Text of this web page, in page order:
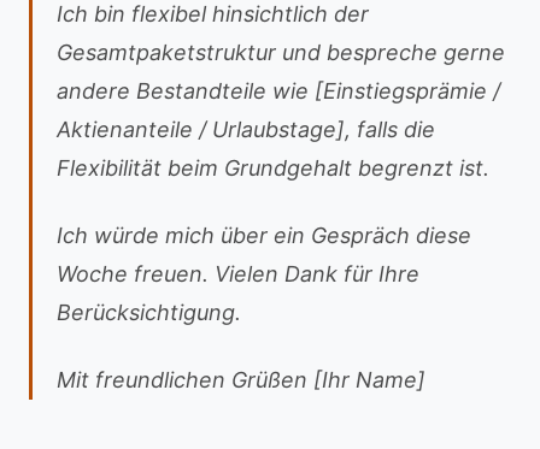
Ich bin flexibel hinsichtlich der
Gesamtpaketstruktur und bespreche gerne
andere Bestandteile wie [Einstiegsprämie /
Aktienanteile / Urlaubstage], falls die
Flexibilität beim Grundgehalt begrenzt ist.
Ich würde mich über ein Gespräch diese
Woche freuen. Vielen Dank für Ihre
Berücksichtigung.
Mit freundlichen Grüßen [Ihr Name]